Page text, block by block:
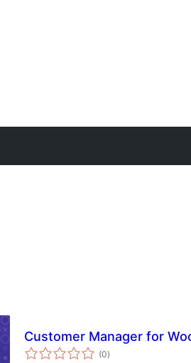
Customer Manager for
(0tổng
đánh
)